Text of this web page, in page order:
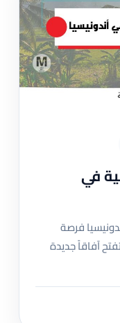
في
فرصة
آفاقاً جديدة